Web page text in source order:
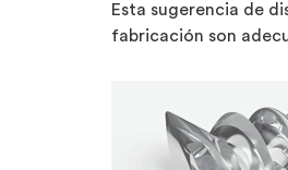
Esta sugerencia de
fabricación son